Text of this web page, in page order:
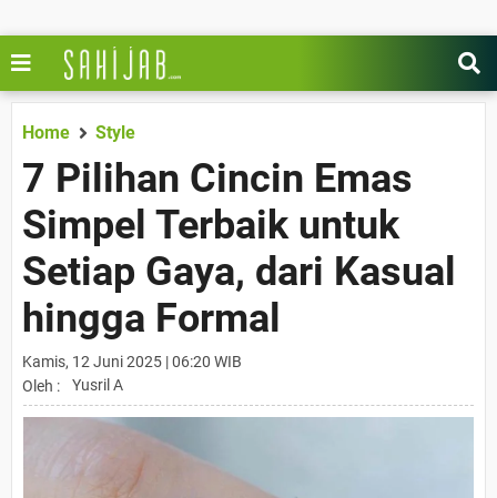
Home Style
7 Pilihan Cincin Emas
Simpel Terbaik untuk
Setiap Gaya, dari Kasual
hingga Formal
Kamis, 12 Juni 2025 | 06:20 WIB
Oleh :
Yusril A